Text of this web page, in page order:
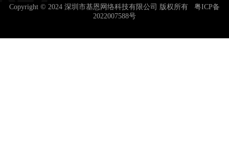
Copyright © 2024 深圳市基恩网络科技有限公司 版权所有 粤ICP备
2022007588号